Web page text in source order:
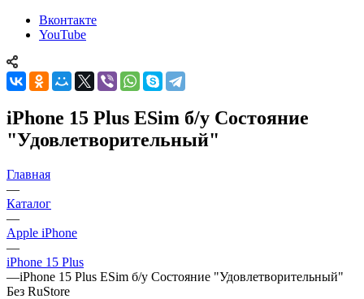
Вконтакте
YouTube
iPhone 15 Plus ESim б/у Состояние
"Удовлетворительный"
Главная
—
Каталог
—
Apple iPhone
—
iPhone 15 Plus
—iPhone 15 Plus ESim б/у Состояние "Удовлетворительный"
Без RuStore